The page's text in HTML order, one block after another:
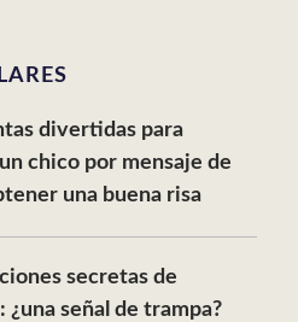
divertidas para
chico por mensaje de
una buena risa
secretas de
¿una señal de trampa?